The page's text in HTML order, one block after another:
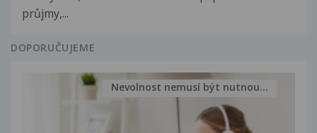
průjmy,...
DOPORUČUJEME
Nevolnost nemusí být nutnou...